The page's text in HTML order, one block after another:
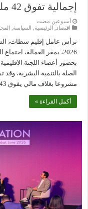
إجمالية تفوق 42 مليون درهم..
‏أسبوعين مضت
اقتصاد
الرئيسية السياسة
بحضور أعضاء اللجنة
مشروعا بغلاف مالي يفوق 43 …
أكمل القراءة »